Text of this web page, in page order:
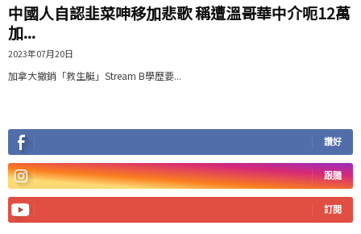
中國人自認韭菜呻移加悲歌 稱遭溫哥華中介呃12萬
加...
2023年07月20日
加拿大撤銷「救生艇」Stream B學歷要...
讚好
跟隨
訂閱